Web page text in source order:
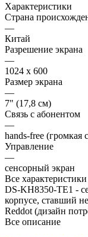
Характеристики
Страна
—
Китай
Разрешение экрана
—
1024 x 600
Размер экрана
—
7" (17,8 см)
Связь с абонентом
—
hands-free (громкая
Управление
—
сенсорный экран
Все характеристики
DS-KH8350-TE1 -
корпусе, ставший
Reddot (дизайн
Все описание